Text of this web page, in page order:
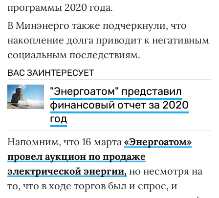
программы 2020 года.
В Минэнерго также подчеркнули, что
накопление долга приводит к негативным
социальным последствиям.
ВАС ЗАИНТЕРЕСУЕТ
"Энергоатом" представил
финансовый отчет за 2020
год
Напомним, что 16 марта «Энергоатом»
провел аукцион по продаже
электрической энергии, но несмотря на
то, что в ходе торгов был и спрос, и